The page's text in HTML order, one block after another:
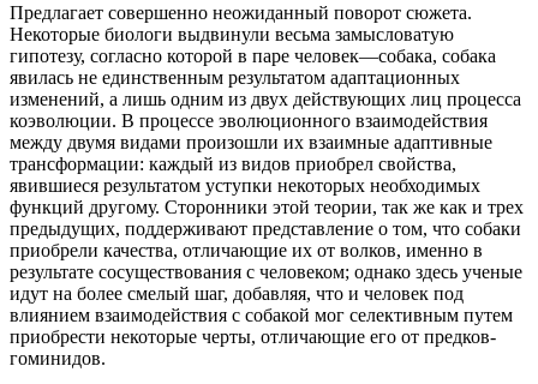
Предлагает совершенно неожиданный поворот сюжета.
Некоторые биологи выдвинули весьма замысловатую
гипотезу, согласно которой в паре человек—собака, собака
явилась не единственным результатом адаптационных
изменений, а лишь одним из двух действующих лиц процесса
коэволюции. В процессе эволюционного взаимодействия
между двумя видами произошли их взаимные адаптивные
трансформации: каждый из видов приобрел свойства,
явившиеся результатом уступки некоторых необходимых
функций другому. Сторонники этой теории, так же как и трех
предыдущих, поддерживают представление о том, что собаки
приобрели качества, отличающие их от волков, именно в
результате сосуществования с человеком; однако здесь ученые
идут на более смелый шаг, добавляя, что и человек под
влиянием взаимодействия с собакой мог селективным путем
приобрести некоторые черты, отличающие его от предков-
гоминидов.